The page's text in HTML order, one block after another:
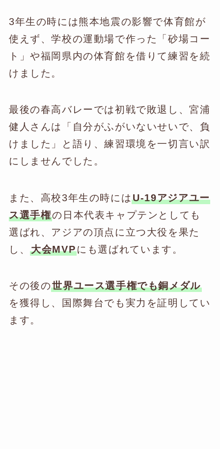
3年生の時には熊本地震の影響で体育館が
使えず、学校の運動場で作った「砂場コー
ト」や福岡県内の体育館を借りて練習を続
けました。
最後の春高バレーでは初戦で敗退し、宮浦
健人さんは「自分がふがいないせいで、負
けました」と語り、練習環境を一切言い訳
にしませんでした。
また、高校3年生の時にはU-19アジアユー
ス選手権の日本代表キャプテンとしても
選ばれ、アジアの頂点に立つ大役を果た
し、大会MVPにも選ばれています。
その後の世界ユース選手権でも銅メダル
を獲得し、国際舞台でも実力を証明してい
ます。